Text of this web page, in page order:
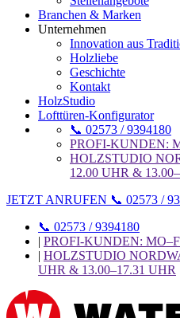
Branchen & Marken
Unternehmen
Innovation aus
Holzliebe
Geschichte
Kontakt
HolzStudio
Lofttüren-Konfigurator
📞 02573 / 9394180
PROFI-KUNDEN:
HOLZSTUDIO
12.00 UHR &
JETZT ANRUFEN 📞 02573 /
📞 02573 / 9394180
| PROFI-KUNDEN:
| HOLZSTUDIO
UHR & 13.00–17.31 UHR